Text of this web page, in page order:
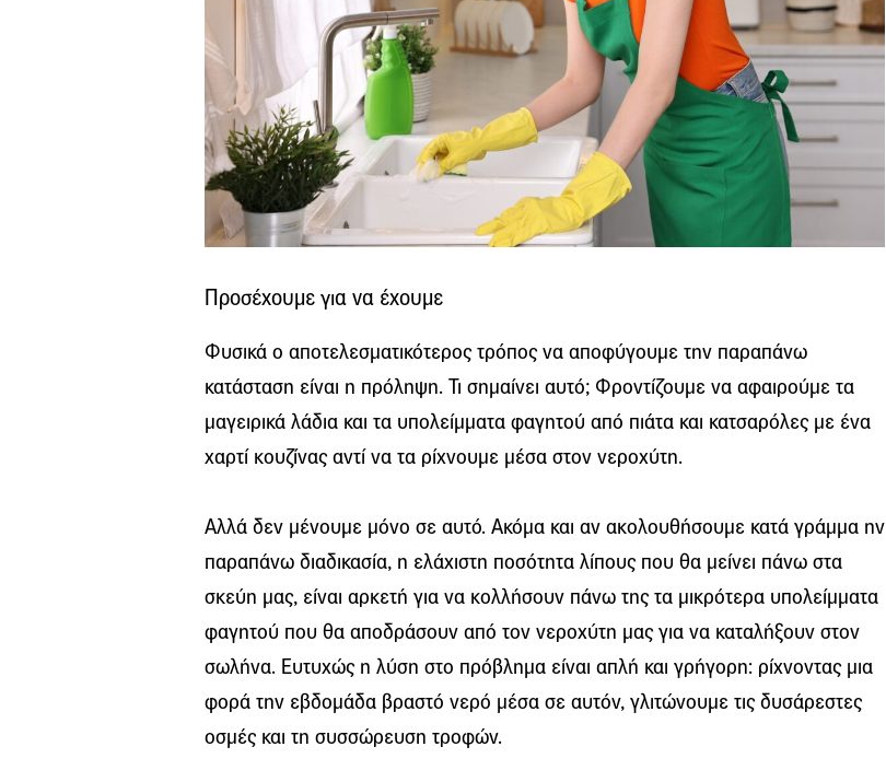
Προσέχουμε για να έχουμε
Φυσικά ο αποτελεσματικότερος τρόπος να αποφύγουμε την παραπάνω
κατάσταση είναι η πρόληψη. Τι σημαίνει αυτό; Φροντίζουμε να αφαιρούμε τα
μαγειρικά λάδια και τα υπολείμματα φαγητού από πιάτα και κατσαρόλες με ένα
χαρτί κουζίνας αντί να τα ρίχνουμε μέσα στον νεροχύτη.
Αλλά δεν μένουμε μόνο σε αυτό. Ακόμα και αν ακολουθήσουμε κατά γράμμα ην
παραπάνω διαδικασία, η ελάχιστη ποσότητα λίπους που θα μείνει πάνω στα
σκεύη μας, είναι αρκετή για να κολλήσουν πάνω της τα μικρότερα υπολείμματα
φαγητού που θα αποδράσουν από τον νεροχύτη μας για να καταλήξουν στον
σωλήνα. Ευτυχώς η λύση στο πρόβλημα είναι απλή και γρήγορη: ρίχνοντας μια
φορά την εβδομάδα βραστό νερό μέσα σε αυτόν, γλιτώνουμε τις δυσάρεστες
οσμές και τη συσσώρευση τροφών.